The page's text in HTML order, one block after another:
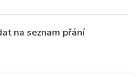
na seznam přání